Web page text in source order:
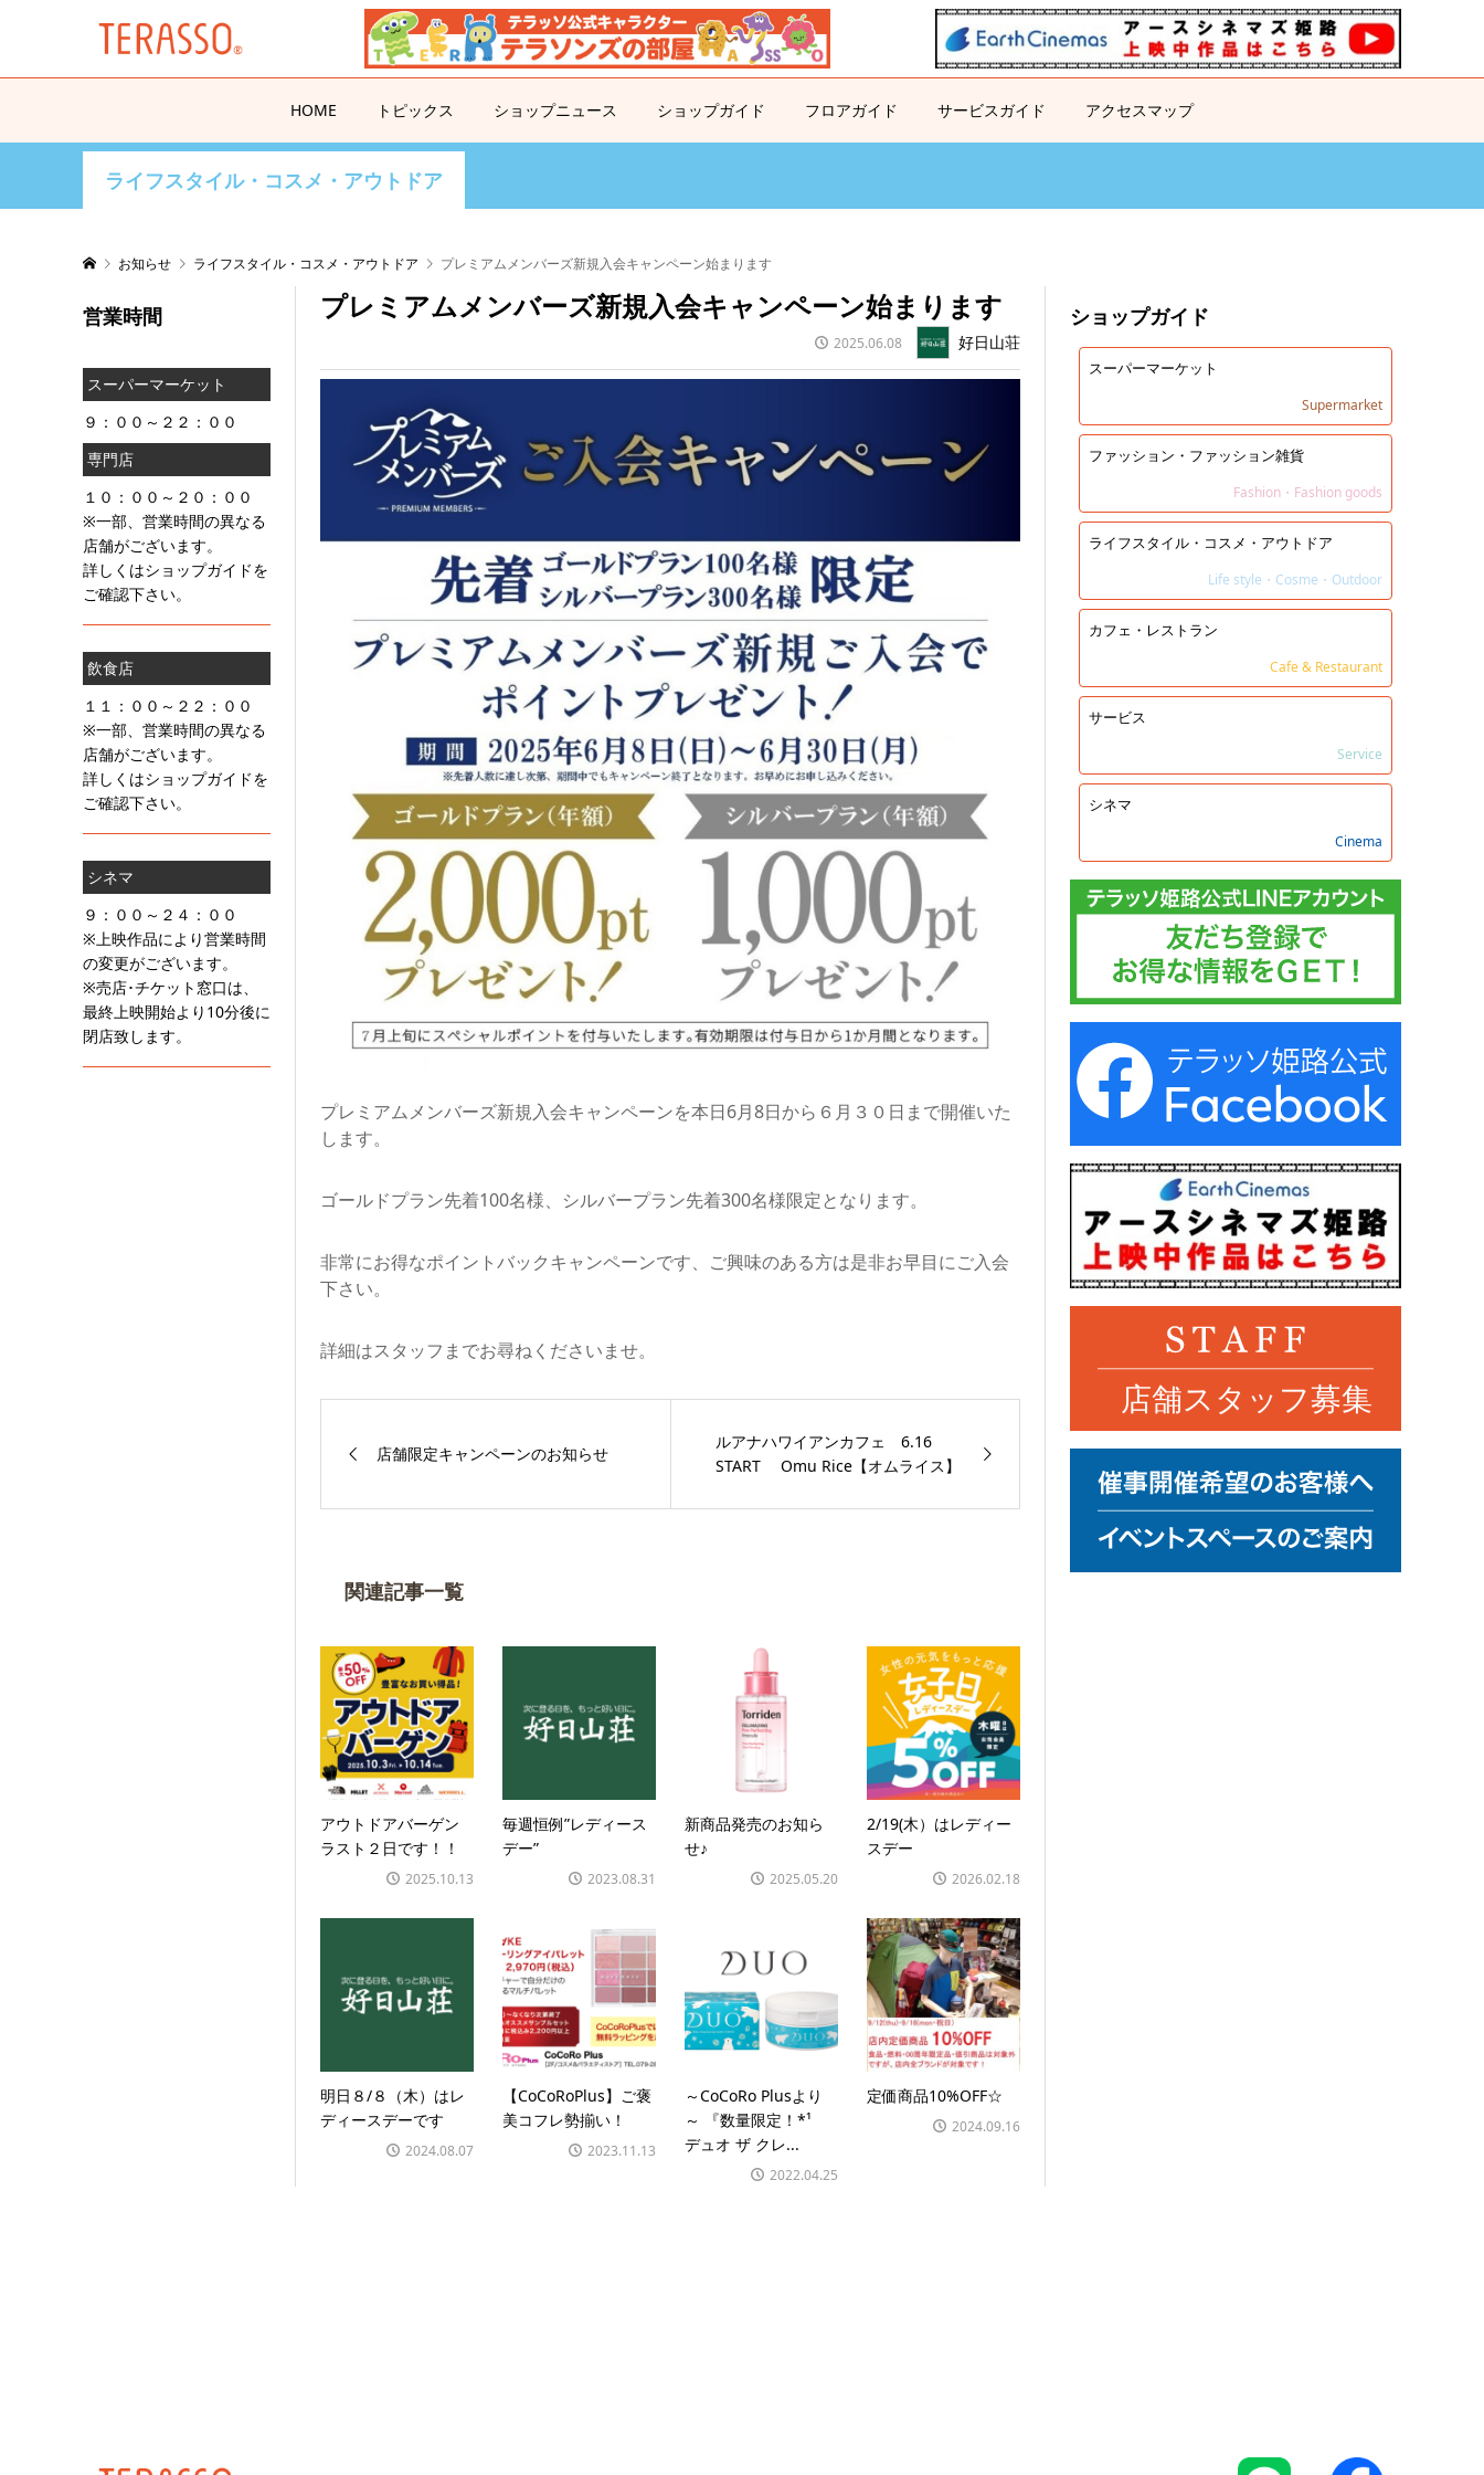
HOME トピックス ショップニュース ショップガイド フロアガイド サービスガイド アクセスマップ
ライフスタイル・コスメ・アウトドア
お知らせ ライフスタイル・コスメ・アウトドア プレミアムメンバーズ新規入会キャンペーン始まります
プレミアムメンバーズ新規入会キャンペーン始まります
2025.06.08 好日山荘
プレミアムメンバーズ新規入会キャンペーンを本日6月8日から６月３０日まで開催いた
します。
ゴールドプラン先着100名様、シルバープラン先着300名様限定となります。
非常にお得なポイントバックキャンペーンです、ご興味のある方は是非お早目にご入会
下さい。
詳細はスタッフまでお尋ねくださいませ。
店舗限定キャンペーンのお知らせ
ルアナハワイアンカフェ 6.16
START Omu Rice【オムライス】
関連記事一覧
アウトドアバーゲン
ラスト２日です！！
2025.10.13
毎週恒例”レディース
デー”
2023.08.31
新商品発売のお知ら
せ♪
2025.05.20
2/19(木）はレディー
スデー
2026.02.18
明日８/８（木）はレ
ディースデーです
2024.08.07
【CoCoRoPlus】ご褒
美コフレ勢揃い！
2023.11.13
～CoCoRo Plusより
～ 『数量限定！*¹
デュオ ザ クレ...
2022.04.25
定価商品10%OFF☆
2024.09.16
ショップガイド
スーパーマーケット
Supermarket
ファッション・ファッション雑貨
Fashion・Fashion goods
ライフスタイル・コスメ・アウトドア
Life style・Cosme・Outdoor
カフェ・レストラン
Cafe & Restaurant
サービス
Service
シネマ
Cinema
営業時間
スーパーマーケット
９：００～２２：００
専門店
１０：００～２０：００
※一部、営業時間の異なる
店舗がございます。
詳しくはショップガイドを
ご確認下さい。
飲食店
１１：００～２２：００
※一部、営業時間の異なる
店舗がございます。
詳しくはショップガイドを
ご確認下さい。
シネマ
９：００～２４：００
※上映作品により営業時間
の変更がございます。
※売店･チケット窓口は、
最終上映開始より10分後に
閉店致します。